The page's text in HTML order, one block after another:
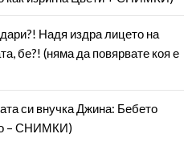
Надя издра лицето на
бе?! (няма да повярвате коя е
си внучка Джина: Бебето
– СНИМКИ)